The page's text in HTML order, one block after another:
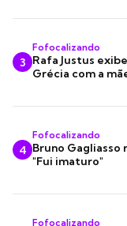
3
Fofocalizando
Rafa Justus
Grécia com a
4
Fofocalizando
Bruno
"Fui imaturo"
Fofocalizando